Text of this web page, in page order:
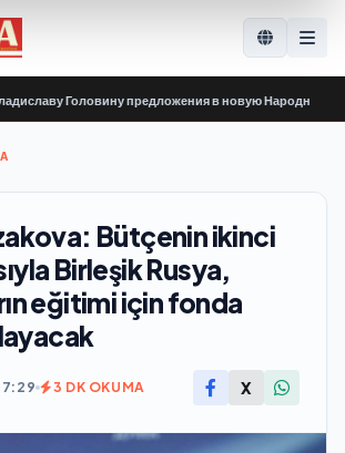
Головину предложения в новую Народную
Bütçenin ikinci
Birleşik Rusya,
eğitimi için fonda
3 DK OKUMA X